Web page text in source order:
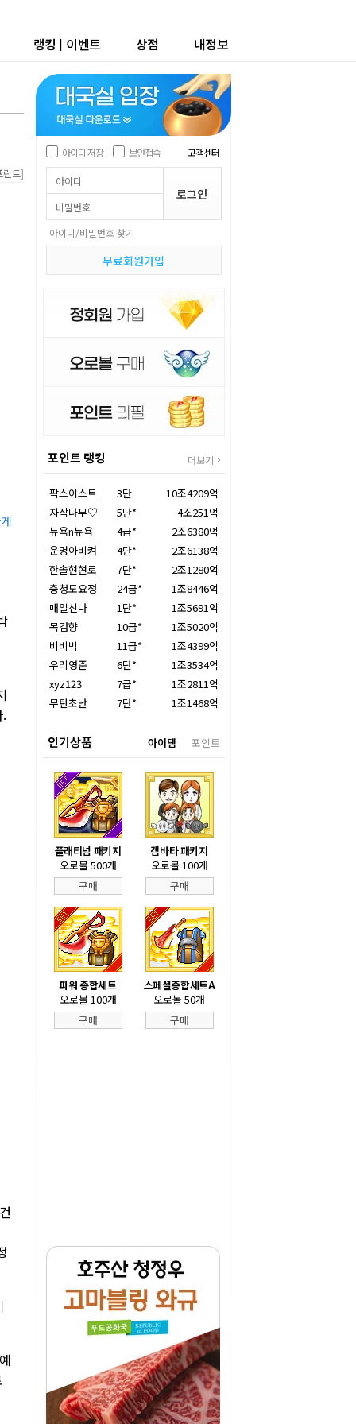
랭킹 | 이벤트 상점 내정보
린트]
아이디 저장 보안접속 고객센터
아이디/비밀번호 찾기
무료회원가입
포인트 랭킹 더보기
팍스이스트 3단
10조4209억
자작나무♡
5단*
4조251억
뉴욕n뉴욕
4급*
2조6380억
운명아비켜
4단*
2조6138억
한솔현현로
7단*
2조1280억
충청도요정
24급*
1조8446억
매일신나
1단*
1조5691억
목검향
10급*
1조5020억
비비빅
11급*
1조4399억
우리영준
6단*
1조3534억
xyz123
7급*
1조2811억
무탄초난
7단* 1조1468억
인기상품 아이템 포인트
플래티넘 패키지
오로볼 500개
구매
겜바타 패키지
오로볼 100개
구매
파워 종합세트
오로볼 100개
구매
스페셜종합세트A
오로볼 50개
구매